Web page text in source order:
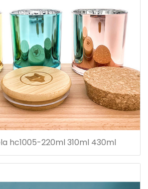
hc1005-220ml 310ml 430ml